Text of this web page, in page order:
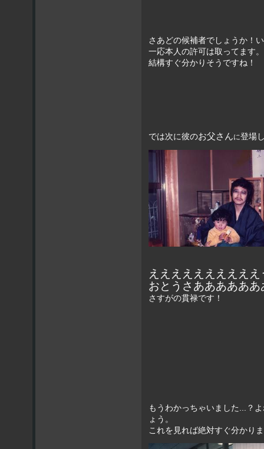
さあどの候補者でしょうか！
一応本人の許可は取ってます。
結構すぐ分かりそうですね！
では次に彼のお父さんに登場
えええええええええ
おとうさあああああ
さすがの貫禄です！
もうわかっちゃいました...？
ょう。
これを見れば絶対すぐ分かり